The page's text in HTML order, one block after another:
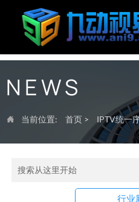
NEWS
 当前位置: 首页 > IPTV统一
行业